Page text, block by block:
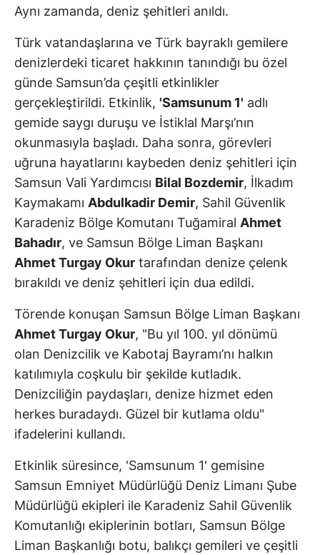
Aynı zamanda, deniz şehitleri anıldı.
Türk vatandaşlarına ve Türk bayraklı gemilere
denizlerdeki ticaret hakkının tanındığı bu özel
günde Samsun’da çeşitli etkinlikler
gerçekleştirildi. Etkinlik, 'Samsunum 1' adlı
gemide saygı duruşu ve İstiklal Marşı’nın
okunmasıyla başladı. Daha sonra, görevleri
uğruna hayatlarını kaybeden deniz şehitleri için
Samsun Vali Yardımcısı Bilal Bozdemir, İlkadım
Kaymakamı Abdulkadir Demir, Sahil Güvenlik
Karadeniz Bölge Komutanı Tuğamiral Ahmet
Bahadır, ve Samsun Bölge Liman Başkanı
Ahmet Turgay Okur tarafından denize çelenk
bırakıldı ve deniz şehitleri için dua edildi.
Törende konuşan Samsun Bölge Liman Başkanı
Ahmet Turgay Okur, "Bu yıl 100. yıl dönümü
olan Denizcilik ve Kabotaj Bayramı’nı halkın
katılımıyla coşkulu bir şekilde kutladık.
Denizciliğin paydaşları, denize hizmet eden
herkes buradaydı. Güzel bir kutlama oldu"
ifadelerini kullandı.
Etkinlik süresince, 'Samsunum 1' gemisine
Samsun Emniyet Müdürlüğü Deniz Limanı Şube
Müdürlüğü ekipleri ile Karadeniz Sahil Güvenlik
Komutanlığı ekiplerinin botları, Samsun Bölge
Liman Başkanlığı botu, balıkçı gemileri ve çeşitli